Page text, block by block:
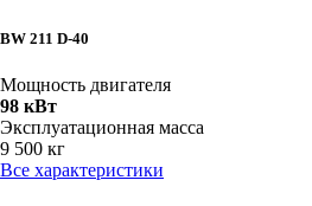
BW 211 D-40
Мощность двигателя
98 кВт
Эксплуатационная масса
9 500 кг
Все характеристики